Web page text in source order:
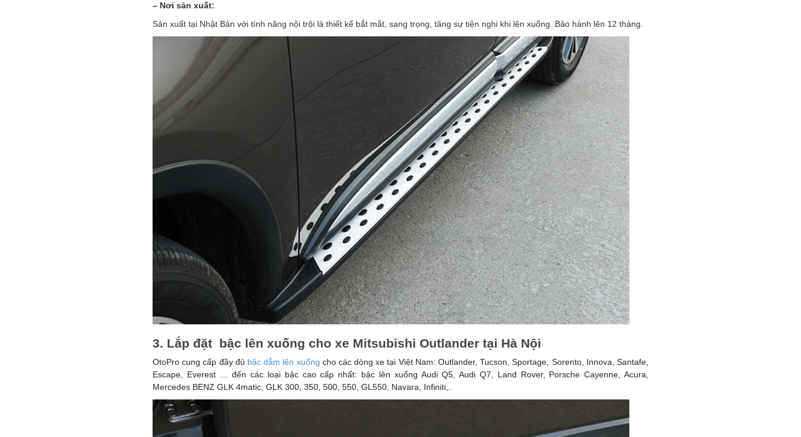
– Nơi sản xuất:
Sản xuất tại Nhật Bản với tính năng nội trội là thiết kế bắt mắt, sang trọng, tăng sự tiện nghi khi lên xuống. Bảo hành lên 12 tháng.
3. Lắp đặt bậc lên xuống cho xe Mitsubishi Outlander tại Hà Nội
OtoPro cung cấp đầy đủ bậc dẫm lên xuống cho các dòng xe tại Việt Nam: Outlander, Tucson, Sportage, Sorento, Innova, Santafe,
Escape, Everest … đến các loại bậc cao cấp nhất: bậc lên xuống Audi Q5, Audi Q7, Land Rover, Porsche Cayenne, Acura,
Mercedes BENZ GLK 4matic, GLK 300, 350, 500, 550, GL550, Navara, Infiniti,..